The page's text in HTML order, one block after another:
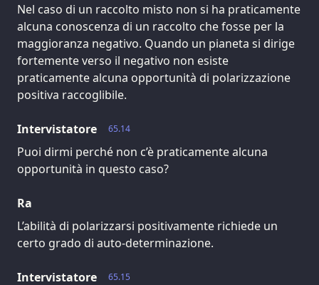
Nel caso di un raccolto misto non si ha praticamente
alcuna conoscenza di un raccolto che fosse per la
maggioranza negativo. Quando un pianeta si dirige
fortemente verso il negativo non esiste
praticamente alcuna opportunità di polarizzazione
positiva raccoglibile.
65.14
Intervistatore
Puoi dirmi perché non c’è praticamente alcuna
opportunità in questo caso?
Ra
L’abilità di polarizzarsi positivamente richiede un
certo grado di auto-determinazione.
65.15
Intervistatore